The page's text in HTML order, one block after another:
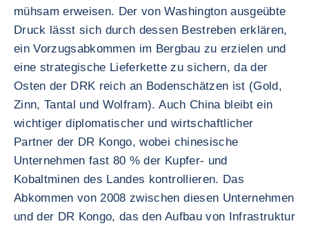
mühsam erweisen. Der von Washington ausgeübte
Druck lässt sich durch dessen Bestreben erklären,
ein Vorzugsabkommen im Bergbau zu erzielen und
eine strategische Lieferkette zu sichern, da der
Osten der DRK reich an Bodenschätzen ist (Gold,
Zinn, Tantal und Wolfram). Auch China bleibt ein
wichtiger diplomatischer und wirtschaftlicher
Partner der DR Kongo, wobei chinesische
Unternehmen fast 80 % der Kupfer- und
Kobaltminen des Landes kontrollieren. Das
Abkommen von 2008 zwischen diesen Unternehmen
und der DR Kongo, das den Aufbau von Infrastruktur